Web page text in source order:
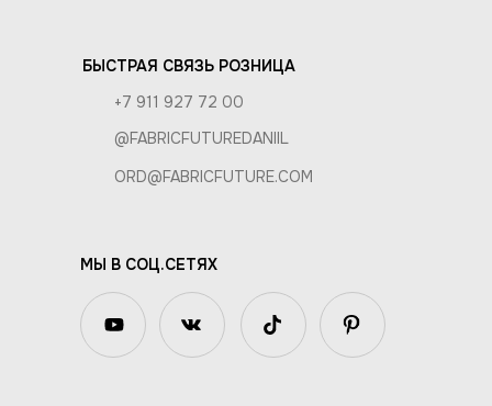
БЫСТРАЯ СВЯЗЬ РОЗНИЦА
МЫ В СОЦ.СЕТЯХ
+7 911 927 72 00
@FABRICFUTUREDANIIL
ORD@FABRICFUTURE.COM